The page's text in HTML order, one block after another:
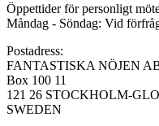
Öppettider för personligt
Måndag - Söndag: Vid
Postadress:
FANTASTISKA NÖJEN
Box 100 11
121 26 STOCKHOLM-
SWEDEN